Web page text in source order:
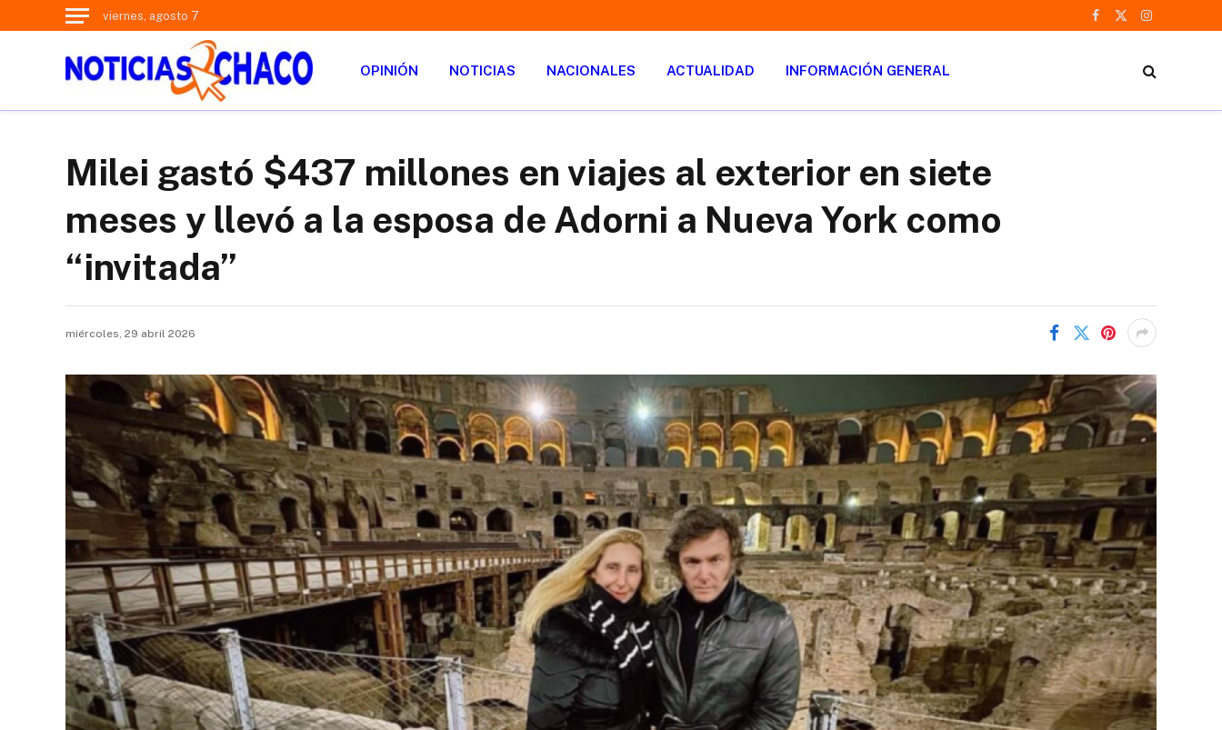
viernes, agosto 7
Facebook
X
Instagram
OPINIÓN NOTICIAS NACIONALES ACTUALIDAD INFORMACIÓN GENERAL
Milei gastó $437 millones en viajes al exterior en siete
meses y llevó a la esposa de Adorni a Nueva York como
“invitada”
miércoles, 29 abril 2026